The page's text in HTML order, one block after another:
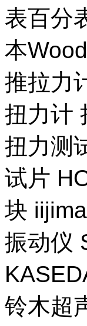
表百分
本
推拉力
扭力计
扭力测
试片
块
振动仪
铃木超